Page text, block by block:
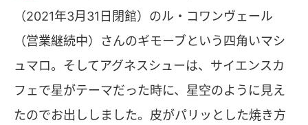
（2021年3月31日閉館）のル・コワンヴェール
（営業継続中）さんのギモーブという四角いマシ
ュマロ。そしてアグネスシューは、サイエンスカ
フェで星がテーマだった時に、星空のように見え
たのでお出ししました。皮がパリッとした焼き方